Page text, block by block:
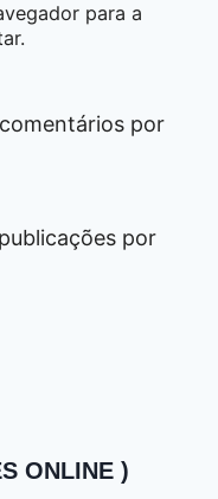
para a
por
por
ONLINE )